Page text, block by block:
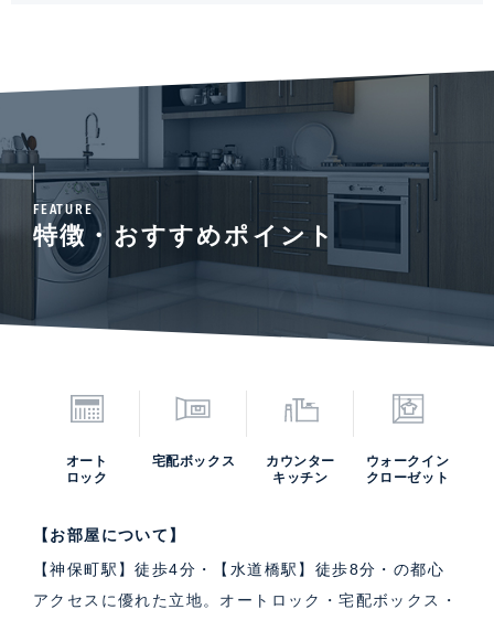
FEATURE
特徴・おすすめポイント
オート
ロック
宅配ボックス
カウンター
キッチン
ウォークイン
クローゼット
【お部屋について】
【神保町駅】徒歩4分・【水道橋駅】徒歩8分・の都心
アクセスに優れた立地。オートロック・宅配ボックス・